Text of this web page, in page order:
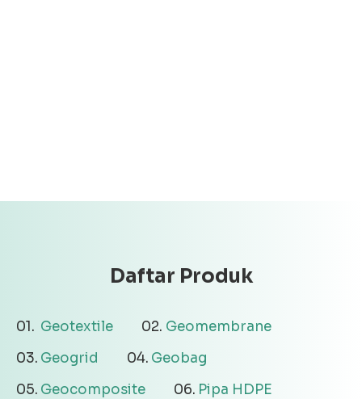
Daftar Produk
Geotextile
Geomembrane
Geogrid
Geobag
Geocomposite
Pipa HDPE